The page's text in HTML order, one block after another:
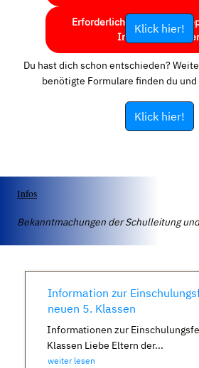
Erforderlichen Service
Inhalte
Klick hier!
Du hast dich schon entschieden?
benötigte Formulare finden du
Klick hier!
Infos
Bekanntmachungen der Schulleitung
Information zur
neuen 5. Klassen
Informationen zur
Klassen Liebe Eltern der...
weiter lesen